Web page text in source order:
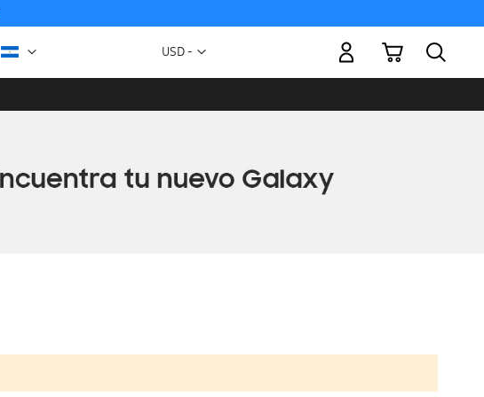
Moneda
USD -
Mi carrito